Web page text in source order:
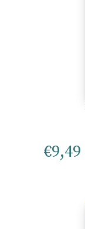
€9,49